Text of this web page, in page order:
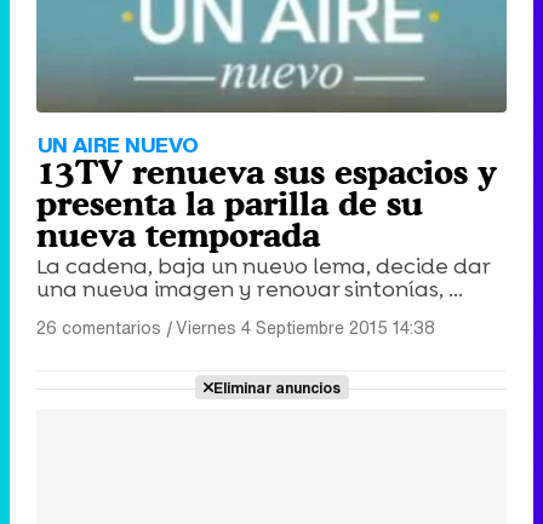
UN AIRE NUEVO
13TV renueva sus espacios y
presenta la parilla de su
nueva temporada
La cadena, baja un nuevo lema, decide dar
una nueva imagen y renovar sintonías, ...
26 comentarios |Viernes 4 Septiembre 2015 14:38
Eliminar anuncios